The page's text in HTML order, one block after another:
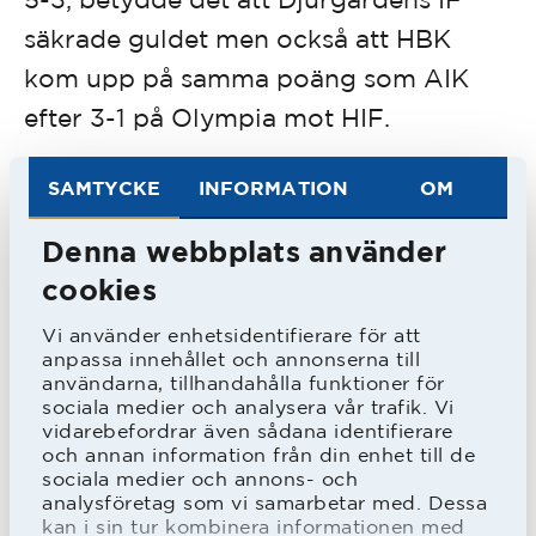
SAMTYCKE INFORMATION OM
Denna webbplats använder
cookies
Vi använder enhetsidentifierare för att
anpassa innehållet och annonserna till
användarna, tillhandahålla funktioner för
sociala medier och analysera vår trafik. Vi
vidarebefordrar även sådana identifierare
och annan information från din enhet till de
sociala medier och annons- och
analysföretag som vi samarbetar med. Dessa
kan i sin tur kombinera informationen med
säkrade guldet men också att HBK
kom upp på samma poäng som AIK
efter 3-1 på Olympia mot HIF.
HBK tog i sista matchen emot de redan
klara mästarna Djurgårdens IF på
Örjans vall. En match som slutade 0-0
skulle HBK sluta trea. För gnaget var
det derby mot Hammarby och Kurt
Hamrin gav de svarta ledningen med 1-
0 före paus. Efter paus vände Bajen
och vann rättvist med 2-1 - och HBK